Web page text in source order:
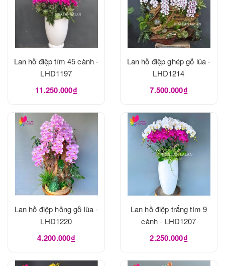
Lan hồ điệp tím 45 cành -
LHD1197
11.250.000₫
Lan hồ điệp ghép gỗ lũa -
LHD1214
7.500.000₫
Lan hồ điệp hồng gỗ lũa -
LHD1220
4.200.000₫
Lan hồ điệp trắng tím 9
cành - LHD1207
2.250.000₫